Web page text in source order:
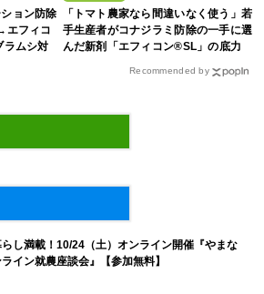
ョン防除
エフィコ
ラムシ対
「トマト農家なら間違いなく使う」若
手生産者がコナジラミ防除の一手に選
んだ新剤「エフィコン®SL」の底力
Recommended by
らし満載！10/24（土）オンライン開催『やまな
イン就農座談会』【参加無料】